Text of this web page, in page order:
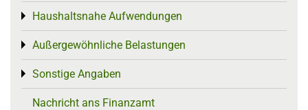
Haushaltsnahe Aufwendungen
Toggle menu
Außergewöhnliche Belastungen
Toggle menu
Sonstige Angaben
Toggle menu
Nachricht ans Finanzamt